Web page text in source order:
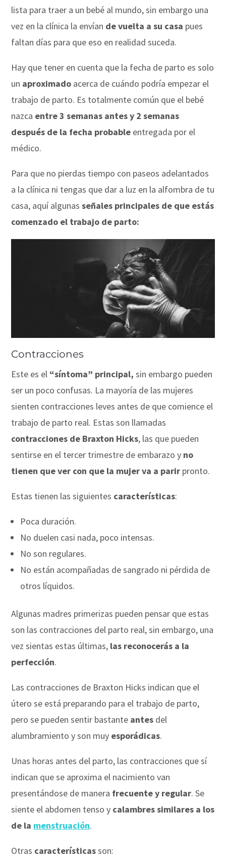
lista para traer a un bebé al mundo, sin embargo una
vez en la clínica la envían de vuelta a su casa pues
faltan días para que eso en realidad suceda.
Hay que tener en cuenta que la fecha de parto es solo
un aproximado acerca de cuándo podría empezar el
trabajo de parto. Es totalmente común que el bebé
nazca entre 3 semanas antes y 2 semanas
después de la fecha probable entregada por el
médico.
Para que no pierdas tiempo con paseos adelantados
a la clínica ni tengas que dar a luz en la alfombra de tu
casa, aquí algunasseñales principales de que estás
comenzado el trabajo de parto:
Contracciones
Este es el “síntoma” principal, sin embargo pueden
ser un poco confusas. La mayoría de las mujeres
sienten contracciones leves antes de que comience el
trabajo de parto real. Estas son llamadas
contracciones de Braxton Hicks, las que pueden
sentirse en el tercer trimestre de embarazo y no
tienen que ver con que la mujer va a parir pronto.
Estas tienen las siguientes características:
Poca duración.
No duelen casi nada, poco intensas.
No son regulares.
No están acompañadas de sangrado ni pérdida de
otros líquidos.
Algunas madres primerizas pueden pensar que estas
son las contracciones del parto real, sin embargo, una
vez sientas estas últimas, las reconocerás a la
perfección.
Las contracciones de Braxton Hicks indican que el
útero se está preparando para el trabajo de parto,
pero se pueden sentir bastante antes del
alumbramiento y son muy esporádicas.
Unas horas antes del parto, las contracciones que sí
indican que se aproxima el nacimiento van
presentándose de manera frecuente y regular. Se
siente el abdomen tenso y calambres similares a los
de la menstruación.
Otras característicasson: